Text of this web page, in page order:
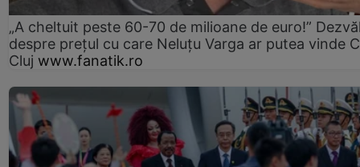
„A cheltuit peste 60-70 de milioane de euro!”
despre prețul cu care Neluțu Varga ar putea vinde
Cluj www.fanatik.ro